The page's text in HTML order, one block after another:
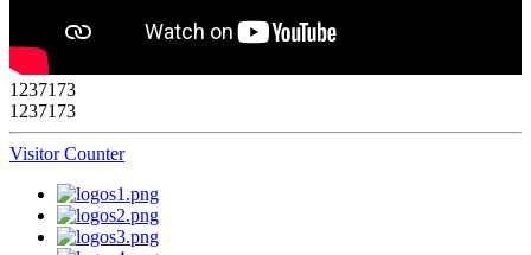
1237173
1237173
Visitor Counter